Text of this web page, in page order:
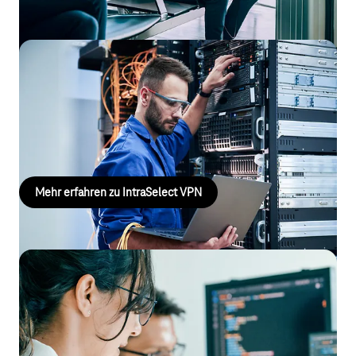
IntraSelect VPN
IntraSelect ist das IP-VPN-Angebot zur nationalen und
internationalen Standortvernetzung, realisiert auf einer vom
Internet getrennten MPLS-Plattform.
Mehr erfahren zu IntraSelect VPN
Secure Networking
Schnelle, sichere gemanagte Konnektivität mit
App‑Priorisierung für Ihre Digitalisierung